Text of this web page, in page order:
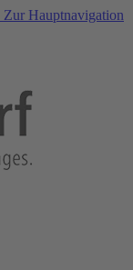
Zur Hauptnavigation